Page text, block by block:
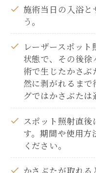
施術当日の入浴と
う。
レーザースポッ
状態で、その後
術で生じたかさぶ
然に剥がれるま
グではかさぶたは
スポット照射直
す。期間や使用
ください。
かさぶたが取れる